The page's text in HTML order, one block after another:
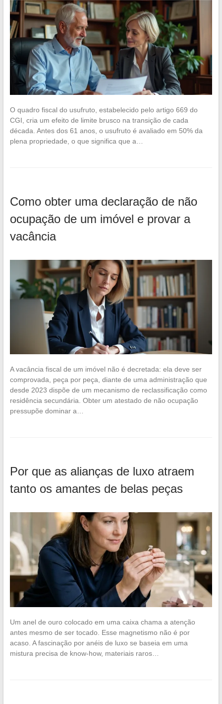
O quadro fiscal do usufruto, estabelecido pelo artigo 669 do
CGI, cria um efeito de limite brusco na transição de cada
década. Antes dos 61 anos, o usufruto é avaliado em 50% da
plena propriedade, o que significa que a…
Como obter uma declaração de não
ocupação de um imóvel e provar a
vacância
A vacância fiscal de um imóvel não é decretada: ela deve ser
comprovada, peça por peça, diante de uma administração que
desde 2023 dispõe de um mecanismo de reclassificação como
residência secundária. Obter um atestado de não ocupação
pressupõe dominar a…
Por que as alianças de luxo atraem
tanto os amantes de belas peças
Um anel de ouro colocado em uma caixa chama a atenção
antes mesmo de ser tocado. Esse magnetismo não é por
acaso. A fascinação por anéis de luxo se baseia em uma
mistura precisa de know-how, materiais raros…